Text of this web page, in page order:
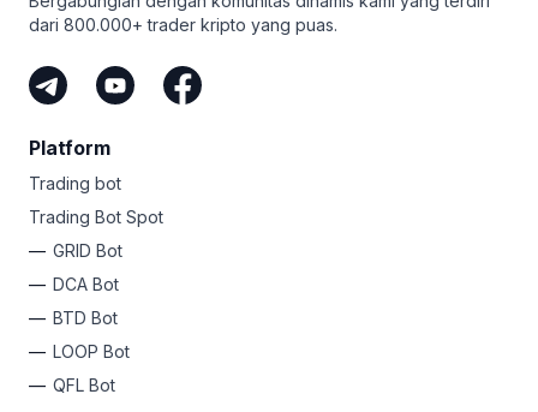
dari 800.000+ trader kripto yang puas.
Platform
Trading bot
Trading Bot Spot
GRID Bot
DCA Bot
BTD Bot
LOOP Bot
QFL Bot